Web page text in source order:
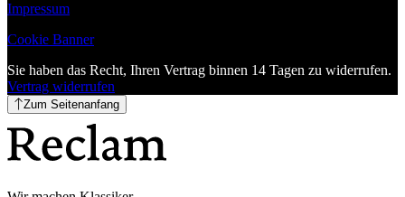
Impressum
Cookie Banner
Sie haben das Recht, Ihren Vertrag binnen 14 Tagen zu widerrufen.
Vertrag widerrufen
Zum Seitenanfang